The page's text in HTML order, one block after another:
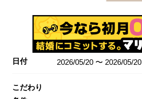
日付 2026/05/20 〜 2026/05/20
こだわり